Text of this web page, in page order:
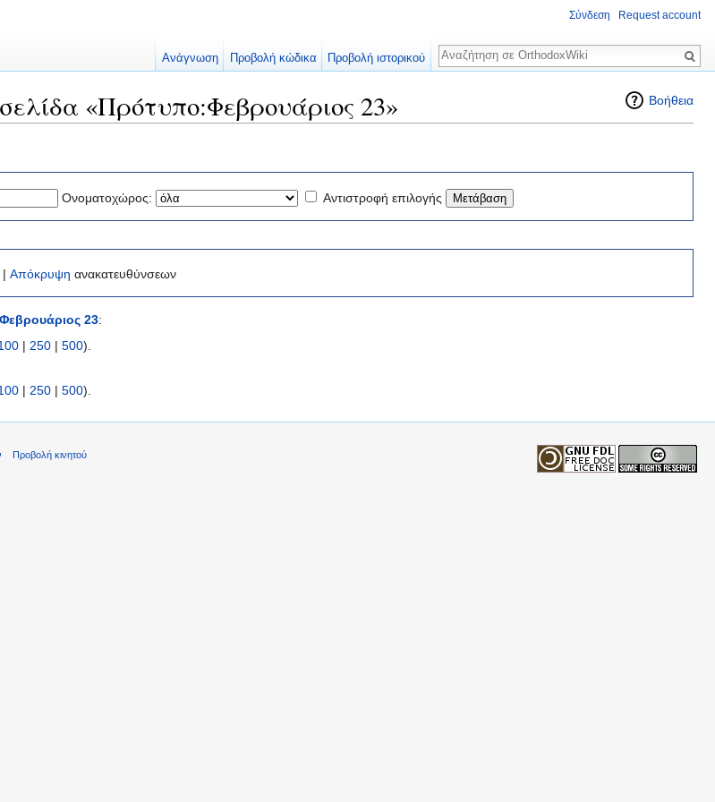
Βοήθεια
«Πρότυπο:Φεβρουάριος 23»
Ονοματοχώρος: Αντιστροφή επιλογής
Απόκρυψη ανακατευθύνσεων
23:
| 250 | 500).
| 250 | 500).
Σύνδεση Request account
Ανάγνωση Προβολή κώδικα Προβολή ιστορικού
Αναζήτηση
Προβολή κινητού